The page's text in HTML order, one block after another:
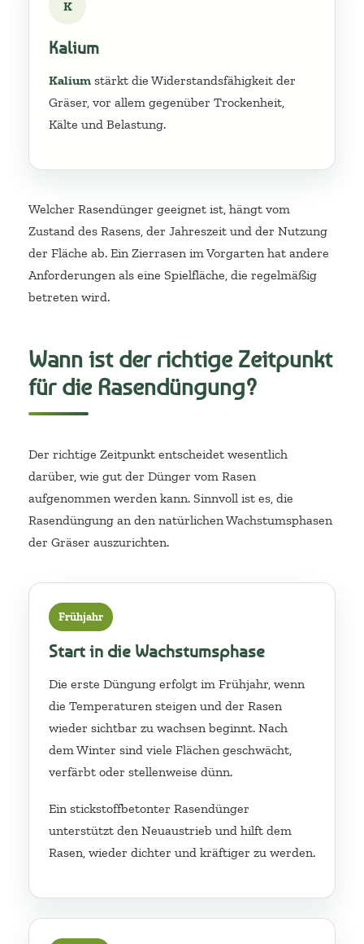
K
Kalium
Kalium stärkt die Widerstandsfähigkeit der
Gräser, vor allem gegenüber Trockenheit,
Kälte und Belastung.
Welcher Rasendünger geeignet ist, hängt vom
Zustand des Rasens, der Jahreszeit und der Nutzung
der Fläche ab. Ein Zierrasen im Vorgarten hat andere
Anforderungen als eine Spielfläche, die regelmäßig
betreten wird.
Wann ist der richtige Zeitpunkt
für die Rasendüngung?
Der richtige Zeitpunkt entscheidet wesentlich
darüber, wie gut der Dünger vom Rasen
aufgenommen werden kann. Sinnvoll ist es, die
Rasendüngung an den natürlichen Wachstumsphasen
der Gräser auszurichten.
Frühjahr
Start in die Wachstumsphase
Die erste Düngung erfolgt im Frühjahr, wenn
die Temperaturen steigen und der Rasen
wieder sichtbar zu wachsen beginnt. Nach
dem Winter sind viele Flächen geschwächt,
verfärbt oder stellenweise dünn.
Ein stickstoffbetonter Rasendünger
unterstützt den Neuaustrieb und hilft dem
Rasen, wieder dichter und kräftiger zu werden.